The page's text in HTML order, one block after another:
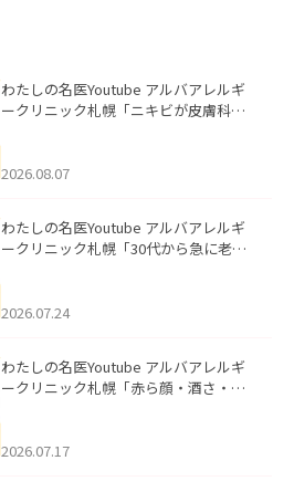
わたしの名医Youtube アルバアレルギ
ークリニック札幌「ニキビが皮膚科で
ました。
2026.08.07
わたしの名医Youtube アルバアレルギ
ークリニック札幌「30代から急に老け
た。
2026.07.24
わたしの名医Youtube アルバアレルギ
ークリニック札幌「赤ら顔・酒さ・ニ
した。
2026.07.17